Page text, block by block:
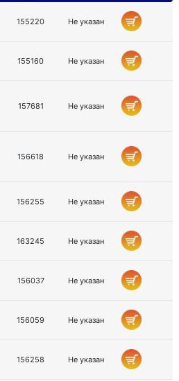
155220 Не указан
155160 Не указан
157681 Не указан
156618 Не указан
156255 Не указан
163245 Не указан
156037 Не указан
156059 Не указан
156258 Не указан